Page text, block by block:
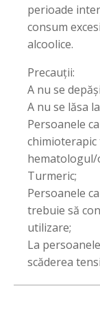
perioade
consum
alcoolice.
Precauții:
A nu se
A nu se lăsa
Persoanele
hematologul/
Turmeric;
Persoanele
trebuie să
utilizare;
La
scăderea